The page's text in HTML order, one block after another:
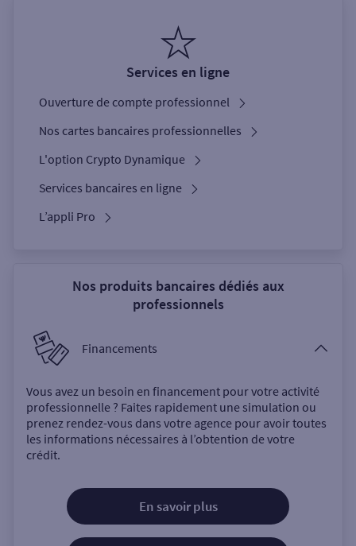
Services en ligne
Ouverture de compte professionnel
Nos cartes bancaires professionnelles
L'option Crypto Dynamique
Services bancaires en ligne
L’appli Pro
Nos produits bancaires dédiés aux
professionnels
Financements
Vous avez un besoin en financement pour votre activité
professionnelle ? Faites rapidement une simulation ou
prenez rendez-vous dans votre agence pour avoir toutes
les informations nécessaires à l’obtention de votre
crédit.
En savoir plus